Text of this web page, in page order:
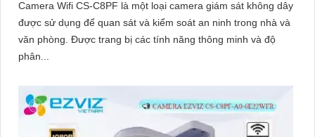
Camera Wifi CS-C8PF là một loại camera giám sát không dây
được sử dụng để quan sát và kiểm soát an ninh trong nhà và
văn phòng. Được trang bị các tính năng thông minh và độ
phân...